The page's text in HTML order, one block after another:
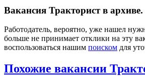
Вакансия Тракторист в архиве.
Работодатель, вероятно, уже нашел
больше не принимает отклики на эту
воспользоваться нашим поиском для
Похожие вакансии